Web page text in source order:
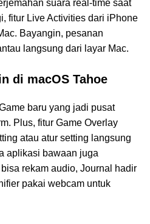
suara real-time saat
fitur Live Activities dari iPhone
Bayangin, pesanan
langsung dari layar Mac.
di macOS Tahoe
baru yang jadi pusat
Plus, fitur Game Overlay
atau atur setting langsung
aplikasi bawaan juga
rekam audio, Journal hadir
pakai webcam untuk